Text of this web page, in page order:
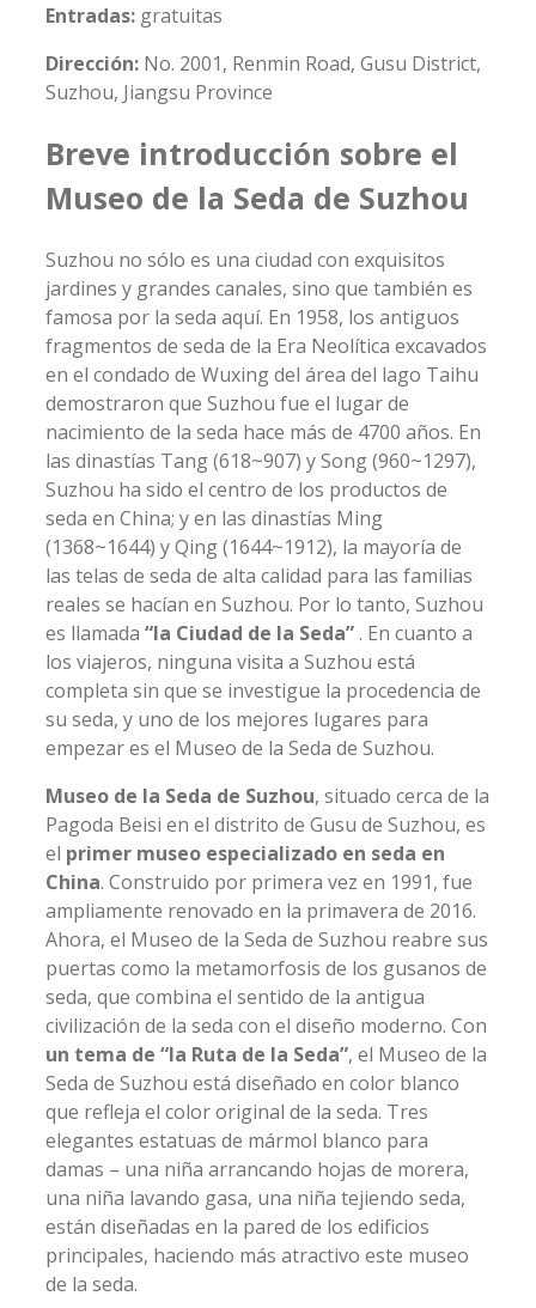
Entradas: gratuitas
Dirección: No. 2001, Renmin Road, Gusu District,
Suzhou, Jiangsu Province
Breve introducción sobre el
Museo de la Seda de Suzhou
Suzhou no sólo es una ciudad con exquisitos
jardines y grandes canales, sino que también es
famosa por la seda aquí. En 1958, los antiguos
fragmentos de seda de la Era Neolítica excavados
en el condado de Wuxing del área del lago Taihu
demostraron que Suzhou fue el lugar de
nacimiento de la seda hace más de 4700 años. En
las dinastías Tang (618~907) y Song (960~1297),
Suzhou ha sido el centro de los productos de
seda en China; y en las dinastías Ming
(1368~1644) y Qing (1644~1912), la mayoría de
las telas de seda de alta calidad para las familias
reales se hacían en Suzhou. Por lo tanto, Suzhou
es llamada “la Ciudad de la Seda”. En cuanto a
los viajeros, ninguna visita a Suzhou está
completa sin que se investigue la procedencia de
su seda, y uno de los mejores lugares para
empezar es el Museo de la Seda de Suzhou.
Museo de la Seda de Suzhou, situado cerca de la
Pagoda Beisi en el distrito de Gusu de Suzhou, es
el primer museo especializado en seda en
China. Construido por primera vez en 1991, fue
ampliamente renovado en la primavera de 2016.
Ahora, el Museo de la Seda de Suzhou reabre sus
puertas como la metamorfosis de los gusanos de
seda, que combina el sentido de la antigua
civilización de la seda con el diseño moderno. Con
un tema de “la Ruta de la Seda”, el Museo de la
Seda de Suzhou está diseñado en color blanco
que refleja el color original de la seda. Tres
elegantes estatuas de mármol blanco para
damas – una niña arrancando hojas de morera,
una niña lavando gasa, una niña tejiendo seda,
están diseñadas en la pared de los edificios
principales, haciendo más atractivo este museo
de la seda.